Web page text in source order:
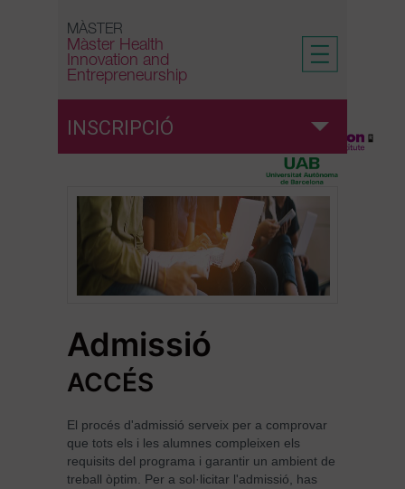
to
content
MÀSTER
Màster Health
Innovation and
Entrepreneurship
INSCRIPCIÓ
Preinscripció
Reserva de plaça
Matrícula
Admissió
ACCÉS
El procés d'admissió serveix per a comprovar
que tots els i les alumnes compleixen els
requisits del programa i garantir un ambient de
treball òptim. Per a sol·licitar l'admissió, has